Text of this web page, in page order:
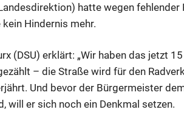
hatte wegen
Hindernis mehr.
(DSU) erklärt: „Wir haben das jetzt
– die Straße wird für den
Und bevor der Bürgermeister
will er sich noch ein Denkmal setzen.